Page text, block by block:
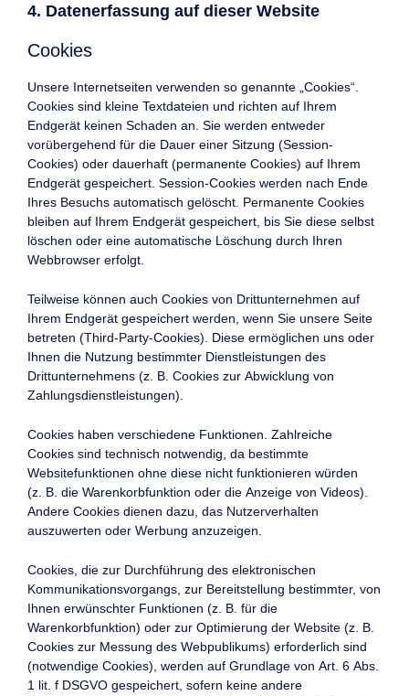
4. Datenerfassung auf dieser Website
Cookies
Unsere Internetseiten verwenden so genannte „Cookies“.
Cookies sind kleine Textdateien und richten auf Ihrem
Endgerät keinen Schaden an. Sie werden entweder
vorübergehend für die Dauer einer Sitzung (Session-
Cookies) oder dauerhaft (permanente Cookies) auf Ihrem
Endgerät gespeichert. Session-Cookies werden nach Ende
Ihres Besuchs automatisch gelöscht. Permanente Cookies
bleiben auf Ihrem Endgerät gespeichert, bis Sie diese selbst
löschen oder eine automatische Löschung durch Ihren
Webbrowser erfolgt.
Teilweise können auch Cookies von Drittunternehmen auf
Ihrem Endgerät gespeichert werden, wenn Sie unsere Seite
betreten (Third-Party-Cookies). Diese ermöglichen uns oder
Ihnen die Nutzung bestimmter Dienstleistungen des
Drittunternehmens (z. B. Cookies zur Abwicklung von
Zahlungsdienstleistungen).
Cookies haben verschiedene Funktionen. Zahlreiche
Cookies sind technisch notwendig, da bestimmte
Websitefunktionen ohne diese nicht funktionieren würden
(z. B. die Warenkorbfunktion oder die Anzeige von Videos).
Andere Cookies dienen dazu, das Nutzerverhalten
auszuwerten oder Werbung anzuzeigen.
Cookies, die zur Durchführung des elektronischen
Kommunikationsvorgangs, zur Bereitstellung bestimmter, von
Ihnen erwünschter Funktionen (z. B. für die
Warenkorbfunktion) oder zur Optimierung der Website (z. B.
Cookies zur Messung des Webpublikums) erforderlich sind
(notwendige Cookies), werden auf Grundlage von Art. 6 Abs.
1 lit. f DSGVO gespeichert, sofern keine andere